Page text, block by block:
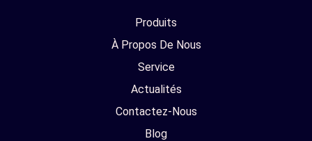
Produits
À Propos De Nous
Service
Actualités
Contactez-Nous
Blog